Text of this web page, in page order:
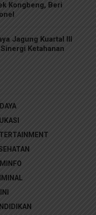
Kongbeng, Beri
Jagung Kuartal III
Ketahanan